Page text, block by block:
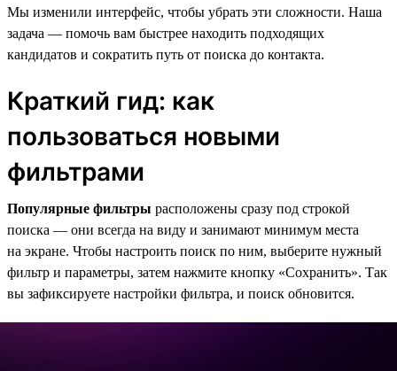
Мы изменили интерфейс, чтобы убрать эти сложности. Наша
задача — помочь вам быстрее находить подходящих
кандидатов и сократить путь от поиска до контакта.
Краткий гид: как
пользоваться новыми
фильтрами
Популярные фильтры расположены сразу под строкой
поиска — они всегда на виду и занимают минимум места
на экране. Чтобы настроить поиск по ним, выберите нужный
фильтр и параметры, затем нажмите кнопку «Сохранить». Так
вы зафиксируете настройки фильтра, и поиск обновится.